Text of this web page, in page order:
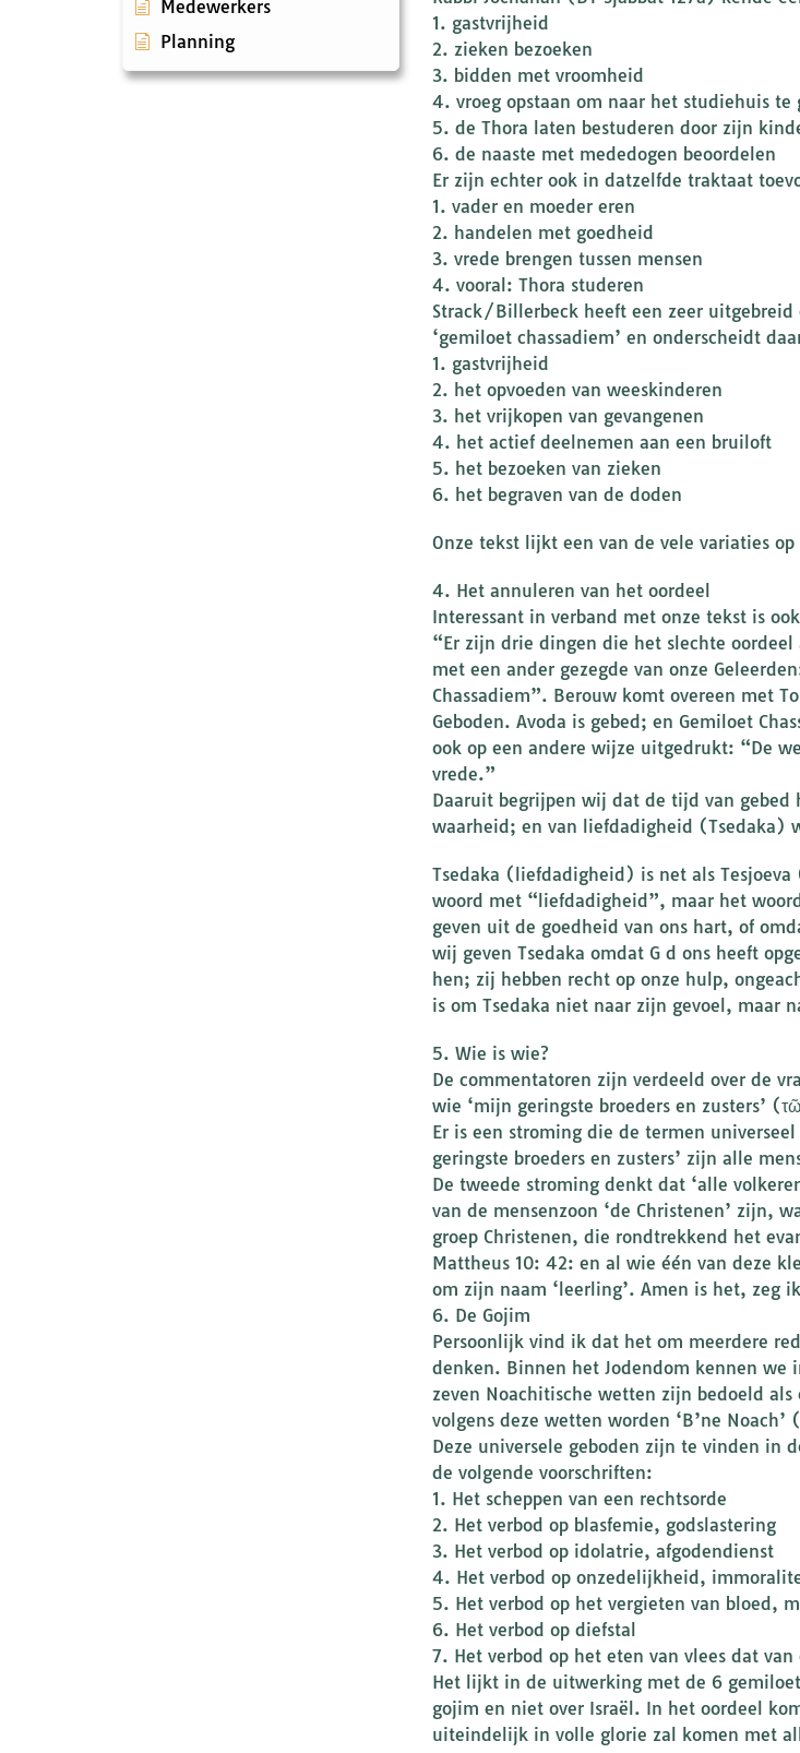
Medewerkers
Planning
1. gastvrijheid
2. zieken bezoeken
3. bidden met vroomheid
4. vroeg opstaan om naar het studiehuis te
5. de Thora laten bestuderen door zijn
6. de naaste met mededogen beoordelen
Er zijn echter ook in datzelfde traktaat
1. vader en moeder eren
2. handelen met goedheid
3. vrede brengen tussen mensen
4. vooral: Thora studeren
Strack/Billerbeck heeft een zeer
‘gemiloet chassadiem’ en onderscheidt
1. gastvrijheid
2. het opvoeden van weeskinderen
3. het vrijkopen van gevangenen
4. het actief deelnemen aan een bruiloft
5. het bezoeken van zieken
6. het begraven van de doden
Onze tekst lijkt een van de vele variaties op
4. Het annuleren van het oordeel
Interessant in verband met onze tekst is
“Er zijn drie dingen die het slechte
met een ander gezegde van onze
Chassadiem”. Berouw komt overeen met
Geboden. Avoda is gebed; en Gemiloet
ook op een andere wijze uitgedrukt: “De
vrede.”
Daaruit begrijpen wij dat de tijd van
waarheid; en van liefdadigheid (Tsedaka)
Tsedaka (liefdadigheid) is net als
woord met “liefdadigheid”, maar het
geven uit de goedheid van ons hart, of
wij geven Tsedaka omdat G d ons heeft
hen; zij hebben recht op onze hulp,
is om Tsedaka niet naar zijn gevoel, maar
5. Wie is wie?
De commentatoren zijn verdeeld over de
wie ‘mijn geringste broeders en zusters’
Er is een stroming die de termen
geringste broeders en zusters’ zijn alle
De tweede stroming denkt dat ‘alle
van de mensenzoon ‘de Christenen’ zijn,
groep Christenen, die rondtrekkend het
Mattheus 10: 42: en al wie één van deze
om zijn naam ‘leerling’. Amen is het, zeg
6. De Gojim
Persoonlijk vind ik dat het om meerdere
denken. Binnen het Jodendom kennen we
zeven Noachitische wetten zijn bedoeld
volgens deze wetten worden ‘B’ne
Deze universele geboden zijn te vinden in
de volgende voorschriften:
1. Het scheppen van een rechtsorde
2. Het verbod op blasfemie, godslastering
3. Het verbod op idolatrie, afgodendienst
4. Het verbod op onzedelijkheid,
5. Het verbod op het vergieten van bloed,
6. Het verbod op diefstal
7. Het verbod op het eten van vlees dat
Het lijkt in de uitwerking met de 6 gemiloet
gojim en niet over Israël. In het oordeel
uiteindelijk in volle glorie zal komen met